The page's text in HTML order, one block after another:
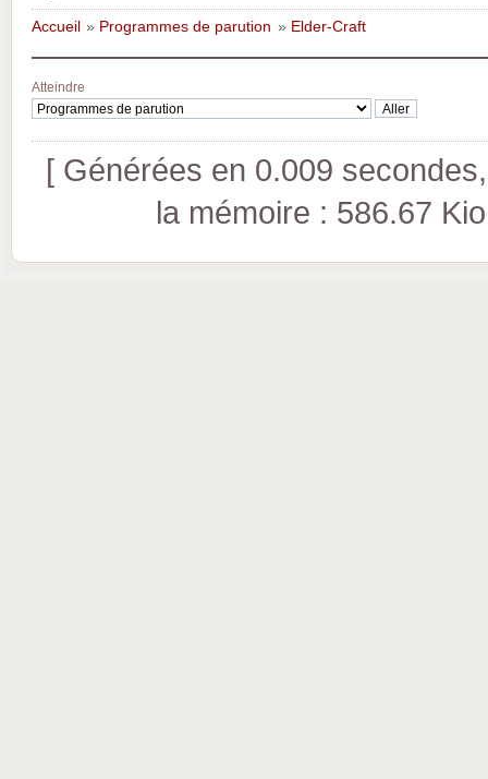
Accueil » Programmes de parution » Elder-Craft
Atteindre
[ Générées en 0.009
la mémoire : 586.67